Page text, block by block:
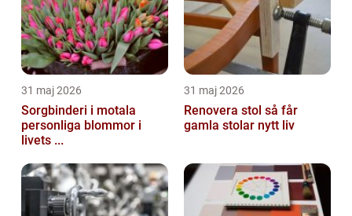
31 maj 2026
Sorgbinderi i motala
personliga blommor i
livets ...
31 maj 2026
Renovera stol så får
gamla stolar nytt liv